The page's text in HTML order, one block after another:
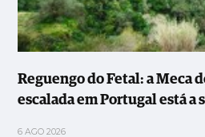
Reguengo do Fetal: a Meca
escalada em Portugal está a
6 AGO 2026